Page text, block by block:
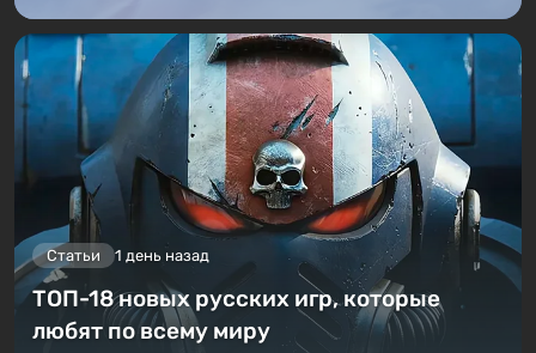
Статьи 1 день назад
ТОП-18 новых русских игр, которые
любят по всему миру